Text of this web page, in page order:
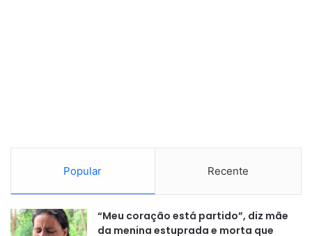
Popular Recente
“Meu coração está partido”, diz mãe
da menina estuprada e morta que